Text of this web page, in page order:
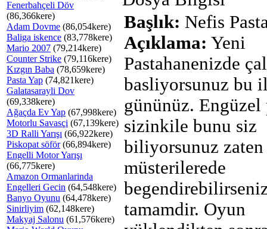
Fenerbahçeli Döv
(86,366kere)
Adam Dovme (86,054kere)
Baliga iskence (83,778kere)
Mario 2007 (79,214kere)
Counter Strike (79,116kere)
Kızgın Baba (78,659kere)
Pasta Yap (74,821kere)
Galatasarayli Dov
(69,338kere)
Ağaçda Ev Yap (67,998kere)
Motorlu Savasçi (67,139kere)
3D Ralli Yarışı (66,922kere)
Piskopat söför(66,894kere)
Engelli Motor Yarışı
(66,775kere)
Amazon Ormanlarinda
Engelleri Gecin (64,548kere)
Banyo Oyunu (64,478kere)
Sinirliyim (62,148kere)
Makyaj Salonu (61,576kere)
Başlık: Nefis
Açıklama: Yeni
Pastahanenizde
basliyorsunuz bu
gününüz. Engüzel
sizinkile bunu siz
biliyorsunuz zaten
müsterilerede
tamamdir. Oyun